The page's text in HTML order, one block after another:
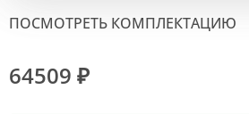
ПОСМОТРЕТЬ КОМПЛЕКТАЦИЮ
64509 ₽